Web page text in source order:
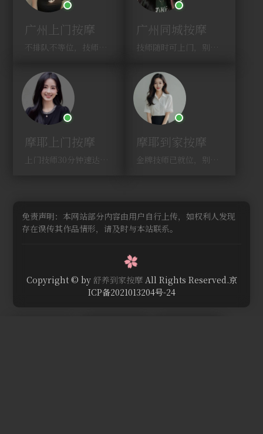
广州上门按摩
不排队不等位，技师直奔你家！
广州同城按摩
技师随时可上门，别啰嗦，赶紧约！
摩耶上门按摩
上门技师30分钟速达，别问，快约！
摩耶到家按摩
金牌技师已就位，别纠结，马上预约！
免责声明：本网站部分内容由用户自行上传，如权利人发现
存在误传其作品情形，请及时与本站联系。
Copyright © by 舒养到家按摩All Rights Reserved.京
ICP备2021013204号-24